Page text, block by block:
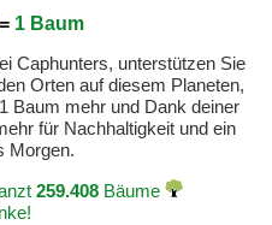
= 1 Baum
Caphunters, unterstützen Sie
Orten auf diesem Planeten,
Baum mehr und Dank deiner
für Nachhaltigkeit und ein
Morgen.
259.408Bäume